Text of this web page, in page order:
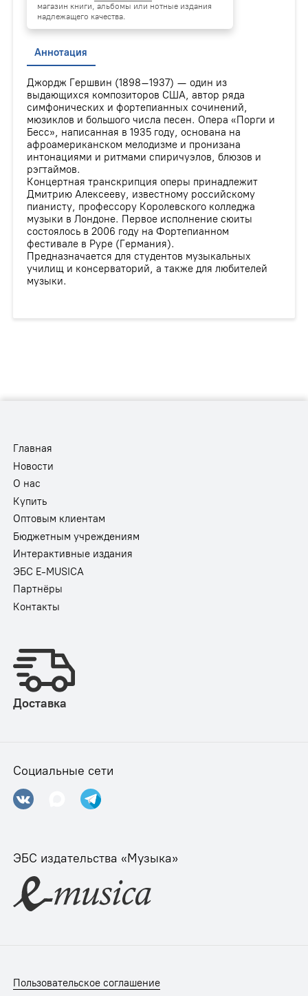
магазин книги, альбомы или нотные издания
надлежащего качества.
Аннотация
Джордж Гершвин (1898–1937) — один из
выдающихся композиторов США, автор ряда
симфонических и фортепианных сочинений,
мюзиклов и большого числа песен. Опера «Порги и
Бесс», написанная в 1935 году, основана на
афроамериканском мелодизме и пронизана
интонациями и ритмами спиричуэлов, блюзов и
рэгтаймов.
Концертная транскрипция оперы принадлежит
Дмитрию Алексееву, известному российскому
пианисту, профессору Королевского колледжа
музыки в Лондоне. Первое исполнение сюиты
состоялось в 2006 году на Фортепианном
фестивале в Руре (Германия).
Предназначается для студентов музыкальных
училищ и консерваторий, а также для любителей
музыки.
Главная
Новости
О нас
Купить
Оптовым клиентам
Бюджетным учреждениям
Интерактивные издания
ЭБС E-MUSICA
Партнёры
Контакты
Доставка
Социальные сети
ЭБС издательства «Музыка»
Пользовательское соглашение